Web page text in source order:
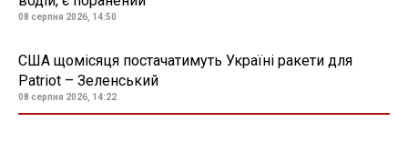
08 серпня 2026, 14:50
США щомісяця постачатимуть Україні ракети для
Patriot – Зеленський
08 серпня 2026, 14:22